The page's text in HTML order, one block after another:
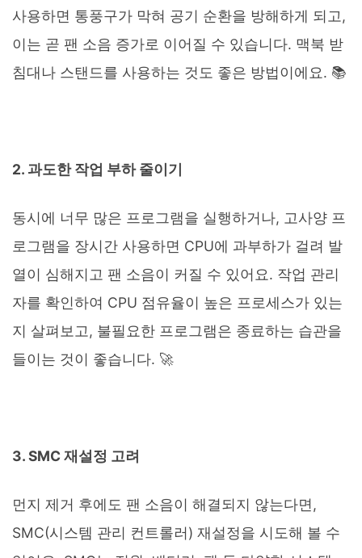
사용하면 통풍구가 막혀 공기 순환을 방해하게 되고,
이는 곧 팬 소음 증가로 이어질 수 있습니다. 맥북 받
침대나 스탠드를 사용하는 것도 좋은 방법이에요. 📚
2. 과도한 작업 부하 줄이기
동시에 너무 많은 프로그램을 실행하거나, 고사양 프
로그램을 장시간 사용하면 CPU에 과부하가 걸려 발
열이 심해지고 팬 소음이 커질 수 있어요. 작업 관리
자를 확인하여 CPU 점유율이 높은 프로세스가 있는
지 살펴보고, 불필요한 프로그램은 종료하는 습관을
들이는 것이 좋습니다. 🚀
3. SMC 재설정 고려
먼지 제거 후에도 팬 소음이 해결되지 않는다면,
SMC(시스템 관리 컨트롤러) 재설정을 시도해 볼 수